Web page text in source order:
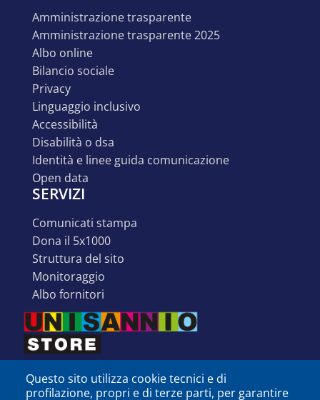
amministrazione trasparente
amministrazione trasparente 2025
albo online
bilancio sociale
privacy
linguaggio inclusivo
accessibilità
disabilità o dsa
identità e linee guida comunicazione
open data
SERVIZI
comunicati stampa
dona il 5x1000
struttura del sito
monitoraggio
albo fornitori
Questo sito utilizza cookie tecnici e di
profilazione, propri e di terze parti, per garantire